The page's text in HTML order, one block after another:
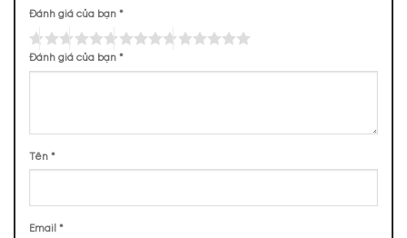
Quả Mận
Hoắc Hương Vani Cỏ Hương Bài
một hành trình mê hoặc với những nốt hương ngọt ngào. Tầng
Đánh giá của bạn *
Đánh giá của bạn *
Tên *
Email *